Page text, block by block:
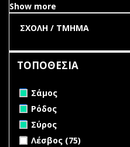
Show more
ΤΟΠΟΘΕΣΙΑ
Remove Σάμος filter
Σάμος
Remove Ρόδος filter
Ρόδος
Remove Σύρος filter
Σύρος
Apply Λέσβος filter
Λέσβος (75)